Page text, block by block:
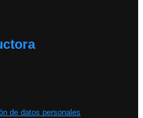
de datos personales